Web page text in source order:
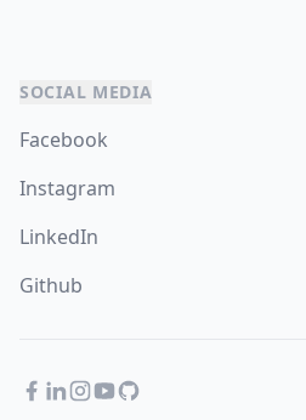
SOCIAL MEDIA
Facebook
Instagram
LinkedIn
Github
Facebook
LinkedIn
Instagram
YouTube
GitHub